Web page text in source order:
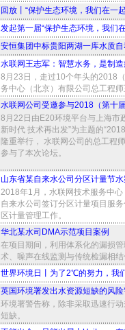
回放丨“保护生态环境，我们在一
发起第一届“保护生态环境，我们
安恒集团中标贵阳两湖一库水质
水联网王志军：智慧水务，是制
8月23日，走过10个年头的2018
务中心（北京）有限公司总工程师
水联网公司受邀参与2018（第十
8月22日由E20环境平台与上海市
新时代 技术再出发”为主题的
隆重举行， 水联网公司的总工程
参与了本次论坛。
山东省某自来水公司分区计量节水
2018年1月，水联网技术服务中
自来水公司签订分区计量项目服
区计量管理工作。
华北某水司DMA示范项目案例
在项目期间，利用体系化的漏损
术、噪声在线监测与传统检漏相
世界环境日丨为了2℃的努力，我
英国环境署发出水资源短缺的风
环境署警告称，除非采取迅速行
短缺。